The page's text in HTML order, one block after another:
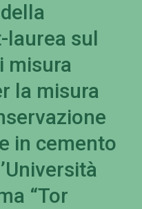
sul
misura
la misura
in cemento
“Tor